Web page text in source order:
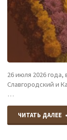
26 июля 2026
Славгородский и
…
ЧИТАТЬ ДАЛЕЕ